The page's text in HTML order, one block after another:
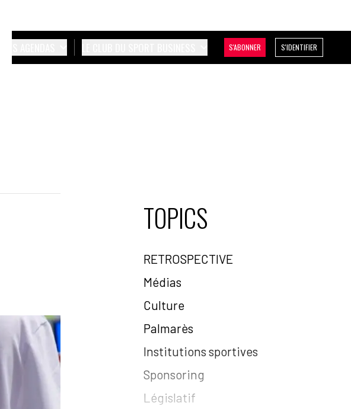
S'ABONNER S'IDENTIFIER
TOPICS
RETROSPECTIVE
Médias
Culture
Palmarès
Institutions sportives
Sponsoring
Législatif